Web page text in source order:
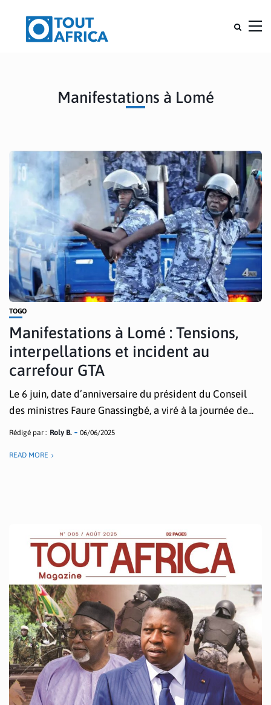
Manifestations à Lomé
TOGO
Manifestations à Lomé : Tensions,
interpellations et incident au
carrefour GTA
Le 6 juin, date d’anniversaire du président du Conseil
des ministres Faure Gnassingbé, a viré à la journée de...
Rédigé par : Roly B. 06/06/2025
READ MORE